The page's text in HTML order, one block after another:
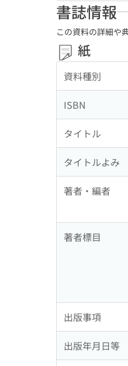
書誌情報
この資料の詳細や
紙
資料種別
ISBN
タイトル
タイトルよみ
著者・編者
著者標目
出版事項
出版年月日等